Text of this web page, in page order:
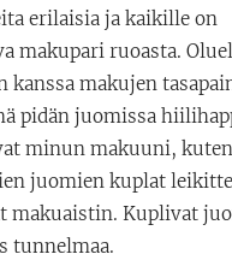
erilaisia ja kaikille on
makupari ruoasta.
kanssa makujen
pidän juomissa
minun makuuni,
juomien kuplat
makuaistin. Kuplivat
tunnelmaa.